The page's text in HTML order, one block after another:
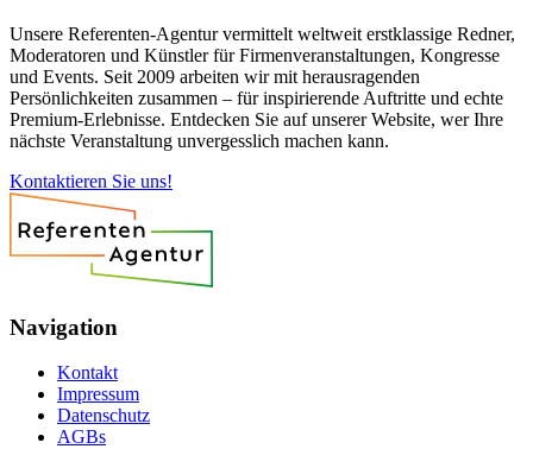
Unsere Referenten-Agentur vermittelt weltweit erstklassige Redner,
Moderatoren und Künstler für Firmenveranstaltungen, Kongresse
und Events. Seit 2009 arbeiten wir mit herausragenden
Persönlichkeiten zusammen – für inspirierende Auftritte und echte
Premium-Erlebnisse. Entdecken Sie auf unserer Website, wer Ihre
nächste Veranstaltung unvergesslich machen kann.
Kontaktieren Sie uns!
Navigation
Kontakt
Impressum
Datenschutz
AGBs